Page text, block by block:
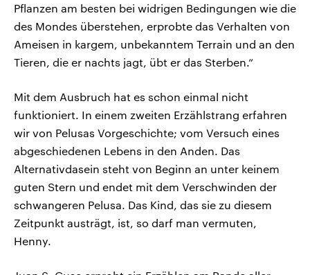
Pflanzen am besten bei widrigen Bedingungen wie die
des Mondes überstehen, erprobte das Verhalten von
Ameisen in kargem, unbekanntem Terrain und an den
Tieren, die er nachts jagt, übt er das Sterben.“
Mit dem Ausbruch hat es schon einmal nicht
funktioniert. In einem zweiten Erzählstrang erfahren
wir von Pelusas Vorgeschichte; vom Versuch eines
abgeschiedenen Lebens in den Anden. Das
Alternativdasein steht von Beginn an unter keinem
guten Stern und endet mit dem Verschwinden der
schwangeren Pelusa. Das Kind, das sie zu diesem
Zeitpunkt austrägt, ist, so darf man vermuten,
Henny.